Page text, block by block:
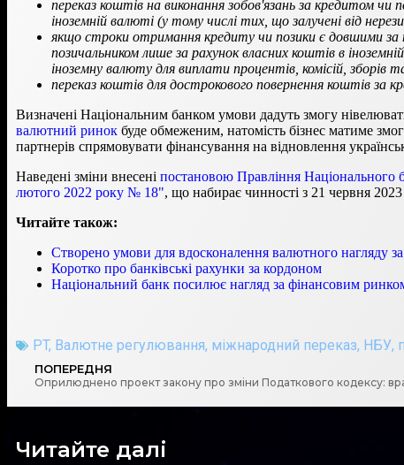
переказ коштів на виконання зобов'язань за кредитом
іноземній валюті (у тому числі тих, що залучені від
якщо строки отримання кредиту чи позики є довшими
позичальником лише за рахунок власних коштів в
іноземну валюту для виплати процентів, комісій,
переказ коштів для дострокового повернення коштів за
Визначені Національним банком умови дадуть змогу
валютний ринок буде обмеженим, натомість бізнес матиме
партнерів спрямовувати фінансування на відновлення
Наведені зміни внесені постановою Правління Національного
лютого 2022 року № 18", що набирає чинності з 21 червня 2023
Читайте також:
Створено умови для вдосконалення валютного нагляду
Коротко про банківські рахунки за кордоном
Національний банк посилює нагляд за фінансовим
PT, Валютне регулювання, міжнародний переказ, НБУ,
ПОПЕРЕДНЯ
Читайте далі